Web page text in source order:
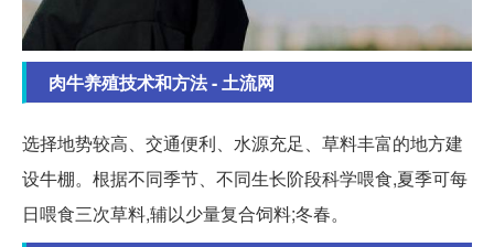
肉牛养殖技术和方法 - 土流网
选择地势较高、交通便利、水源充足、草料丰富的地方建
设牛棚。根据不同季节、不同生长阶段科学喂食,夏季可每
日喂食三次草料,辅以少量复合饲料;冬春。